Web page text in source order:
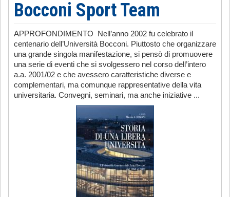
Bocconi Sport Team
APPROFONDIMENTO Nell’anno 2002 fu celebrato il
centenario dell’Università Bocconi. Piuttosto che organizzare
una grande singola manifestazione, si pensò di promuovere
una serie di eventi che si svolgessero nel corso dell’intero
a.a. 2001/02 e che avessero caratteristiche diverse e
complementari, ma comunque rappresentative della vita
universitaria. Convegni, seminari, ma anche iniziative ...